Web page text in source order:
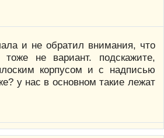
и не обратил внимания, что
тоже не вариант. подскажите,
корпусом и с надписью
у нас в основном такие лежат